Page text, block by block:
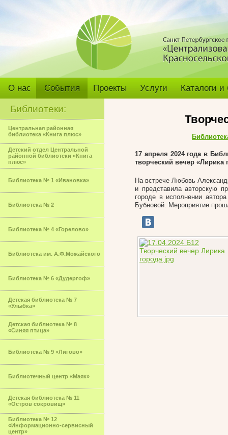
О нас События Проекты Услуги Каталоги
Библиотеки:
Центральная районная
библиотека «Книга плюс»
Детский отдел Центральной
районной библиотеки «Книга
плюс»
Библиотека № 1 «Ивановка»
Библиотека № 2
Библиотека № 4 «Горелово»
Библиотека им. А.Ф.Можайского
Библиотека № 6 «Дудергоф»
Детская библиотека № 7
«Улыбка»
Детская библиотека № 8
«Синяя птица»
Библиотека № 9 «Лигово»
Библиотечный центр «Маяк»
Детская библиотека № 11
«Остров сокровищ»
Библиотека № 12
«Информационно-сервисный
центр»
17 апреля 2024 года в
творческий вечер «Лирика
На встрече Любовь
и представила авторскую
городе в исполнении
Бубновой. Мероприятие